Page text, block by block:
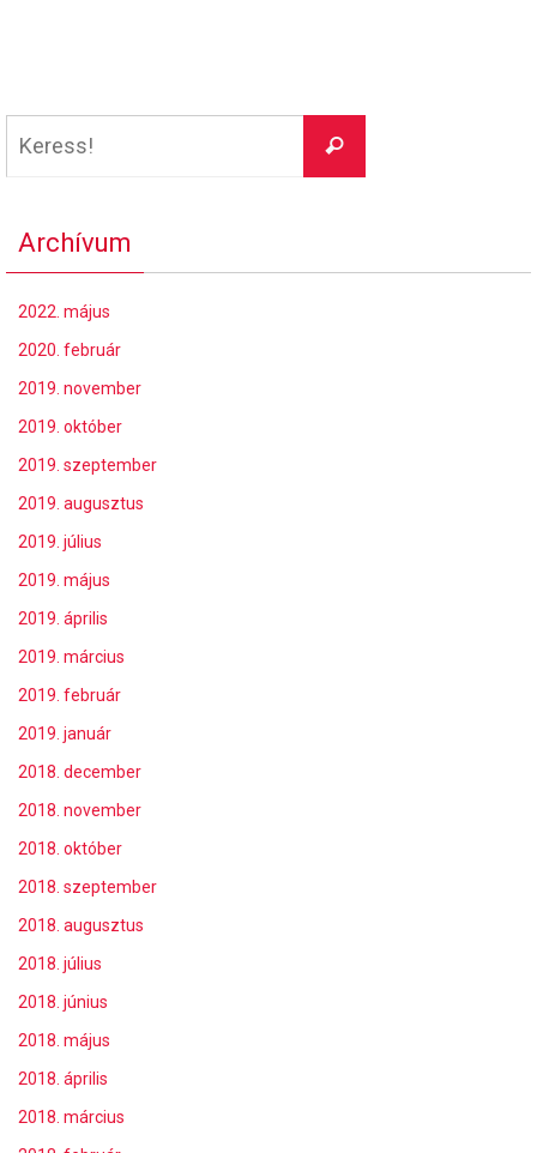
Keress!
Archívum
2022. május
2020. február
2019. november
2019. október
2019. szeptember
2019. augusztus
2019. július
2019. május
2019. április
2019. március
2019. február
2019. január
2018. december
2018. november
2018. október
2018. szeptember
2018. augusztus
2018. július
2018. június
2018. május
2018. április
2018. március